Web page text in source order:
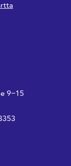
Youtubessa
9−15